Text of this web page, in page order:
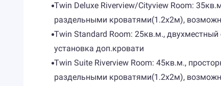
Twin Deluxe Riverview/Cityview Room:
раздельными кроватями(1.2х2м),
Twin Standard Room: 25кв.м.,
установка доп.кровати
Twin Suite Riverview Room: 45кв.м.,
раздельными кроватями(1.2х2м),